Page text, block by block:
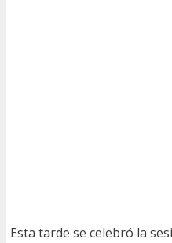
Esta tarde se celebró la